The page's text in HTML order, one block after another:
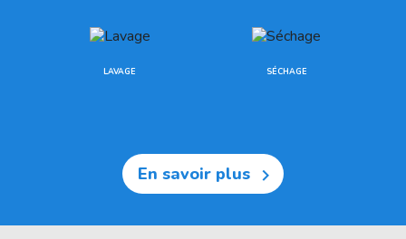
LAVAGE SÉCHAGE
En savoir plus 